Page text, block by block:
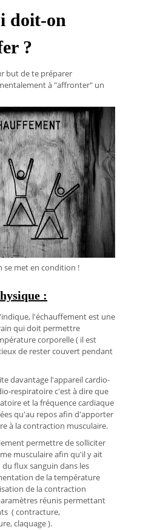
doit-on
?
but de te préparer
à "affronter" un
se met en condition !
:
l'échauffement est une
qui doit permettre
corporelle ( il est
de rester couvert pendant
davantage l'appareil cardio-
respiratoire c'est à dire que
et la fréquence cardiaque
qu'au repos afin d'apporter
à la contraction musculaire.
permettre de solliciter
musculaire afin qu'il y ait
flux sanguin dans les
de la température
de la contraction
réunis permettant
( contracture,
claquage ).